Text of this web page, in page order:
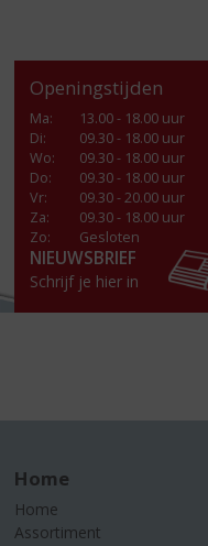
Openingstijden
Ma:
13.00 - 18.00 uur
Di:
09.30 - 18.00 uur
Wo:
09.30 - 18.00 uur
Do:
09.30 - 18.00 uur
Vr:
09.30 - 20.00 uur
Za:
09.30 - 18.00 uur
Zo:
Gesloten
NIEUWSBRIEF
Schrijf je hier in
Home
Home
Assortiment